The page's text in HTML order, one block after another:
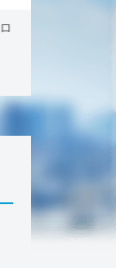
！ブッ
ケー